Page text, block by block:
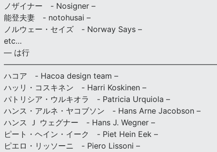
ノザイナー - Nosigner –
能登夫妻 - notohusai –
ノルウェー・セイズ - Norway Says –
etc…
— は行
ハコア - Hacoa design team –
ハッリ・コスキネン - Harri Koskinen –
パトリシア・ウルキオラ - Patricia Urquiola –
ハンス・アルネ・ヤコブソン - Hans Arne Jacobson –
ハンス Ｊ ウェグナー - Hans J. Wegner –
ピート・ヘイン・イーク - Piet Hein Eek –
ピエロ・リッソーニ - Piero Lissoni –